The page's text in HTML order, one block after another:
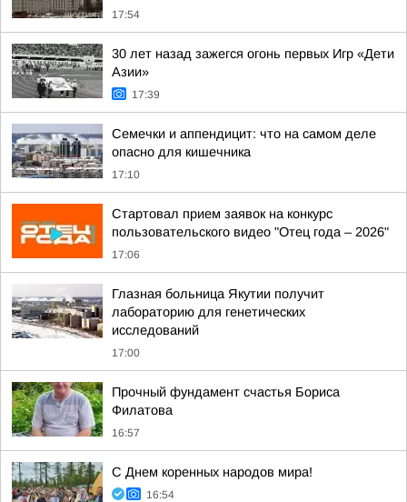
17:54
30 лет назад зажегся огонь первых Игр «Дети
Азии»
17:39
Семечки и аппендицит: что на самом деле
опасно для кишечника
17:10
Стартовал прием заявок на конкурс
пользовательского видео "Отец года – 2026"
17:06
Глазная больница Якутии получит
лабораторию для генетических
исследований
17:00
Прочный фундамент счастья Бориса
Филатова
16:57
С Днем коренных народов мира!
16:54